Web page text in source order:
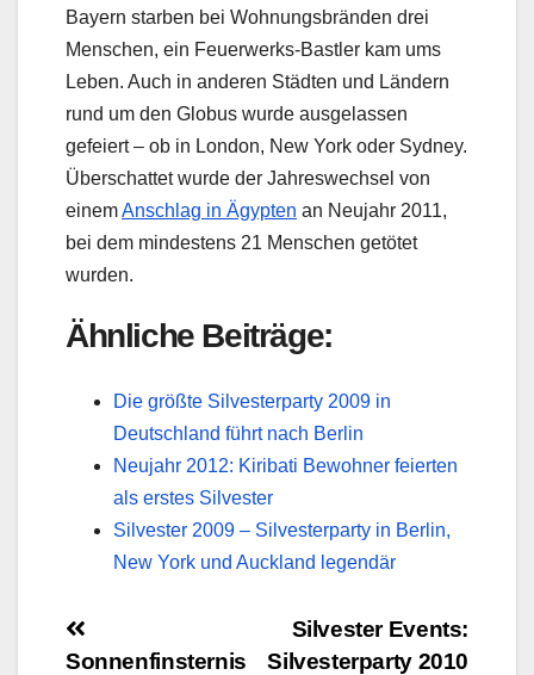
Bayern starben bei Wohnungsbränden drei
Menschen, ein Feuerwerks-Bastler kam ums
Leben. Auch in anderen Städten und Ländern
rund um den Globus wurde ausgelassen
gefeiert – ob in London, New York oder Sydney.
Überschattet wurde der Jahreswechsel von
einemAnschlag in Ägypten an Neujahr 2011,
bei dem mindestens 21 Menschen getötet
wurden.
Ähnliche Beiträge:
Die größte Silvesterparty 2009 in
Deutschland führt nach Berlin
Neujahr 2012: Kiribati Bewohner feierten
als erstes Silvester
Silvester 2009 – Silvesterparty in Berlin,
New York und Auckland legendär
BeitragsnavigationSilvester Events:
Silvesterparty 2010
Sonnenfinsternis